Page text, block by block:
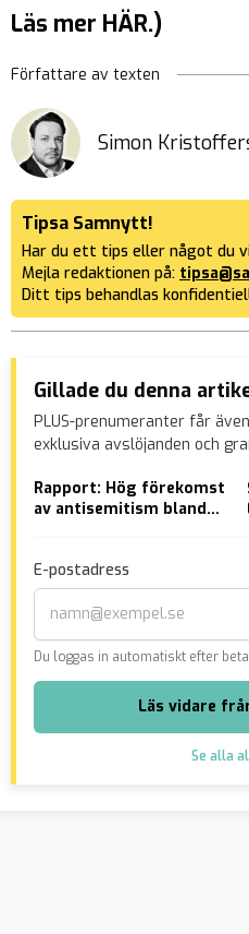
Läs mer HÄR.)
Författare av texten
Simon
Tipsa Samnytt!
Har du ett tips eller något du
Mejla redaktionen på:
Ditt tips behandlas
Gillade du denna
PLUS-prenumeranter får
exklusiva avslöjanden och
Rapport: Hög förekomst
av antisemitism bland
E-postadress
Du loggas in automatiskt efter
Läs vidare
Se alla